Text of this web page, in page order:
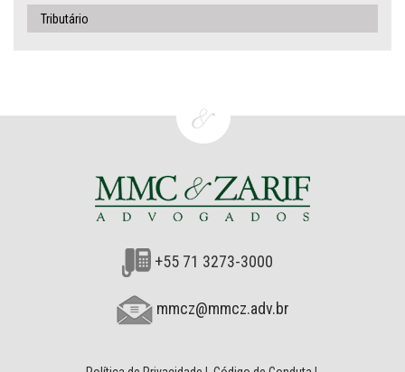
Tributário
+55 71 3273-3000
mmcz@mmcz.adv.br